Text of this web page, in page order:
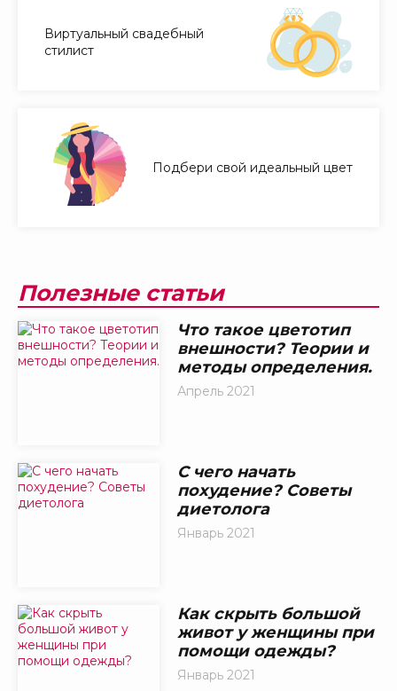
Виртуальный свадебный
стилист
Подбери свой идеальный цвет
Полезные статьи
Что такое цветотип
внешности? Теории и
методы определения.
Апрель 2021
С чего начать
похудение? Советы
диетолога
Январь 2021
Как скрыть большой
живот у женщины при
помощи одежды?
Январь 2021